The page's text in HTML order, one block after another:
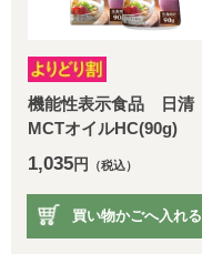
機能性表示食品 日清
MCTオイルHC(90g)
1,035 円 （税込）
買い物かごへ入れる